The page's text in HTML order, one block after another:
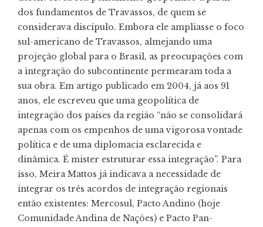
dos fundamentos de Travassos, de quem se
considerava discípulo. Embora ele ampliasse o foco
sul-americano de Travassos, almejando uma
projeção global para o Brasil, as preocupações com
a integração do subcontinente permearam toda a
sua obra. Em artigo publicado em 2004, já aos 91
anos, ele escreveu que uma geopolítica de
integração dos países da região “não se consolidará
apenas com os empenhos de uma vigorosa vontade
política e de uma diplomacia esclarecida e
dinâmica. É mister estruturar essa integração”. Para
isso, Meira Mattos já indicava a necessidade de
integrar os três acordos de integração regionais
então existentes: Mercosul, Pacto Andino (hoje
Comunidade Andina de Nações) e Pacto Pan-